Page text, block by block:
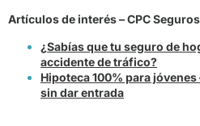
Artículos de interés – CPC
¿Sabías que tu seguro de
accidente de tráfico?
Hipoteca 100% para
sin dar entrada